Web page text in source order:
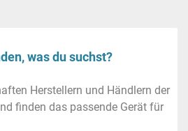
was du suchst?
Herstellern und Händlern der
finden das passende Gerät für